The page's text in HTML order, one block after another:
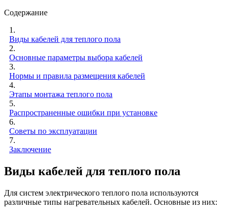
Содержание
1.
Виды кабелей для теплого пола
2.
Основные параметры выбора кабелей
3.
Нормы и правила размещения кабелей
4.
Этапы монтажа теплого пола
5.
Распространенные ошибки при установке
6.
Советы по эксплуатации
7.
Заключение
Виды кабелей для теплого пола
Для систем электрического теплого пола используются
различные типы нагревательных кабелей. Основные из них: